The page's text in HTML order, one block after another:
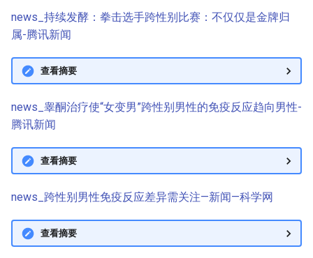
news_持续发酵：拳击选手跨性别比赛：不仅仅是金牌归
属-腾讯新闻
查看摘要
news_睾酮治疗使“女变男”跨性别男性的免疫反应趋向男性-
腾讯新闻
查看摘要
news_跨性别男性免疫反应差异需关注—新闻—科学网
查看摘要